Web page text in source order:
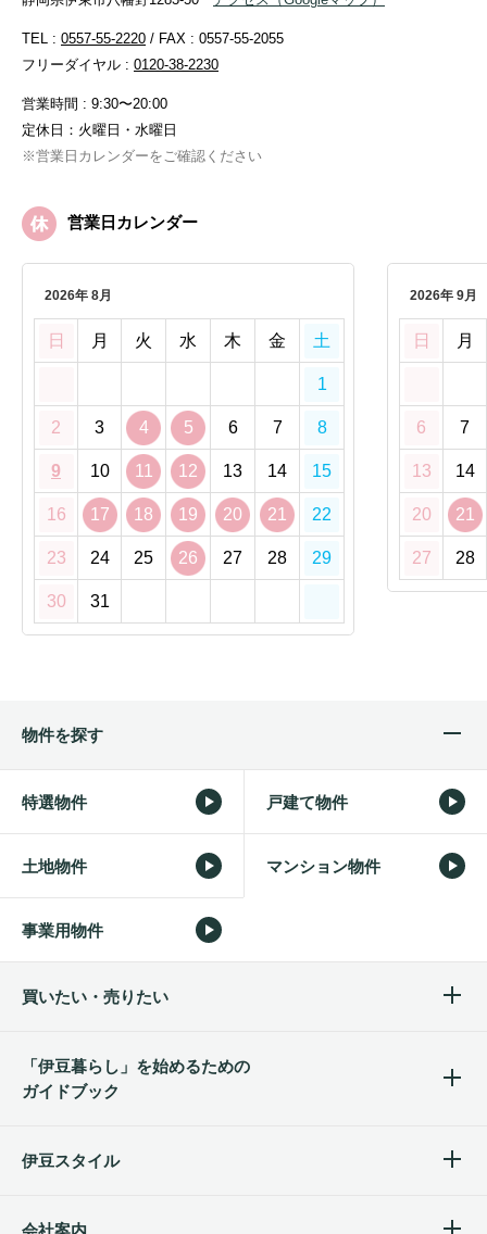
TEL : 0557-55-2220 / FAX : 0557-55-2055
フリーダイヤル : 0120-38-2230
営業時間 : 9:30〜20:00
定休日：火曜日・水曜日
※営業日カレンダーをご確認ください
営業日カレンダー
2026年 8月
日 月 火 水 木 金 土
1
2 3 4 5 6 7 8
9 10 11 12 13 14 15
16 17 18 19 20 21 22
23 24 25 26 27 28 29
30 31
2026年 9月
日 月
6 7
13 14
20 21
27 28
物件を探す
特選物件 戸建て物件
土地物件 マンション物件
事業用物件
買いたい・売りたい
「伊豆暮らし」を始めるための
ガイドブック
伊豆スタイル
会社案内